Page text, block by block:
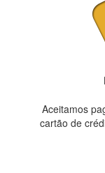
Aceitamos
cartão de